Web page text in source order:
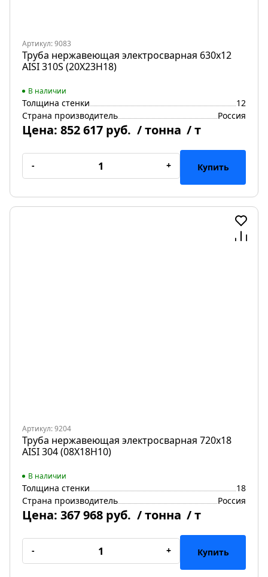
Артикул: 9083
Труба нержавеющая электросварная 630х12
AISI 310S (20Х23Н18)
В наличии
Толщина стенки
12
Страна производитель
Россия
Цена: 852 617 руб. / тонна / т
- + Купить
Артикул: 9204
Труба нержавеющая электросварная 720х18
AISI 304 (08Х18Н10)
В наличии
Толщина стенки
18
Страна производитель
Россия
Цена: 367 968 руб. / тонна / т
- + Купить